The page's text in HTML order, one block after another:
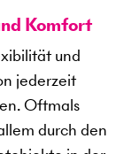
Komfort
und
jederzeit
Oftmals
durch den